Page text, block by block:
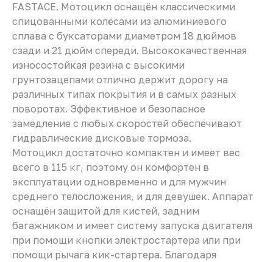
FASTACE. Мотоцикл оснащён классическими
спицованными колёсами из алюминиевого
сплава с буксаторами диаметром 18 дюймов
сзади и 21 дюйм спереди. Высококачественная
износостойкая резина с высокими
грунтозацепами отлично держит дорогу на
различных типах покрытия и в самых разных
поворотах. Эффективное и безопасное
замедление с любых скоростей обеспечивают
гидравлические дисковые тормоза.
Мотоцикл достаточно компактен и имеет вес
всего в 115 кг, поэтому он комфортен в
эксплуатации одновременно и для мужчин
среднего телосложения, и для девушек. Аппарат
оснащён защитой для кистей, задним
багажником и имеет систему запуска двигателя
при помощи кнопки электростартера или при
помощи рычага кик-стартера. Благодаря